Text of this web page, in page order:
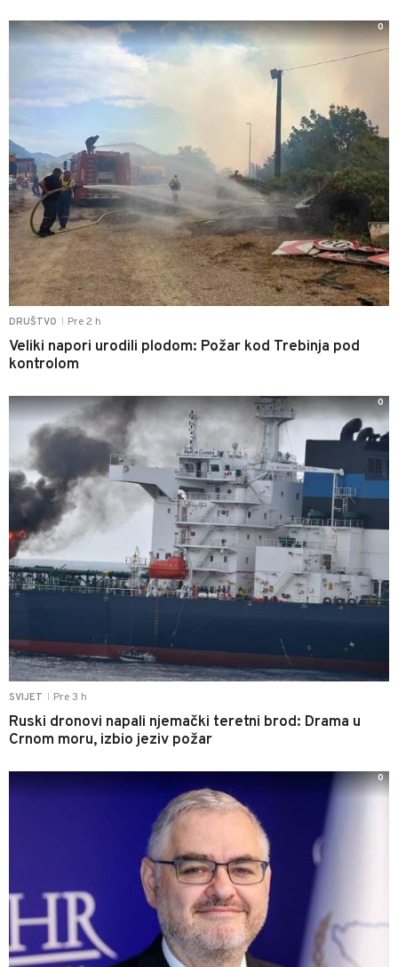
DRUŠTVO Pre 2 h
Veliki napori urodili plodom: Požar kod Trebinja pod
kontrolom
0
SVIJET Pre 3 h
Ruski dronovi napali njemački teretni brod: Drama u
Crnom moru, izbio jeziv požar
0
0